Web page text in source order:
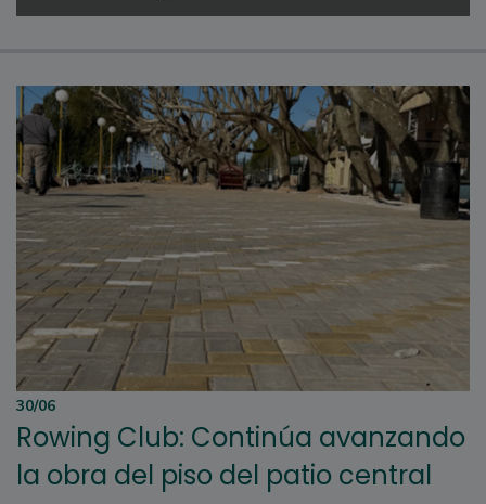
30/06
Rowing Club: Continúa avanzando
la obra del piso del patio central